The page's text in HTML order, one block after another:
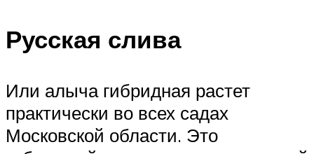
Русская слива
Или алыча гибридная растет
практически во всех садах
Московской области. Это